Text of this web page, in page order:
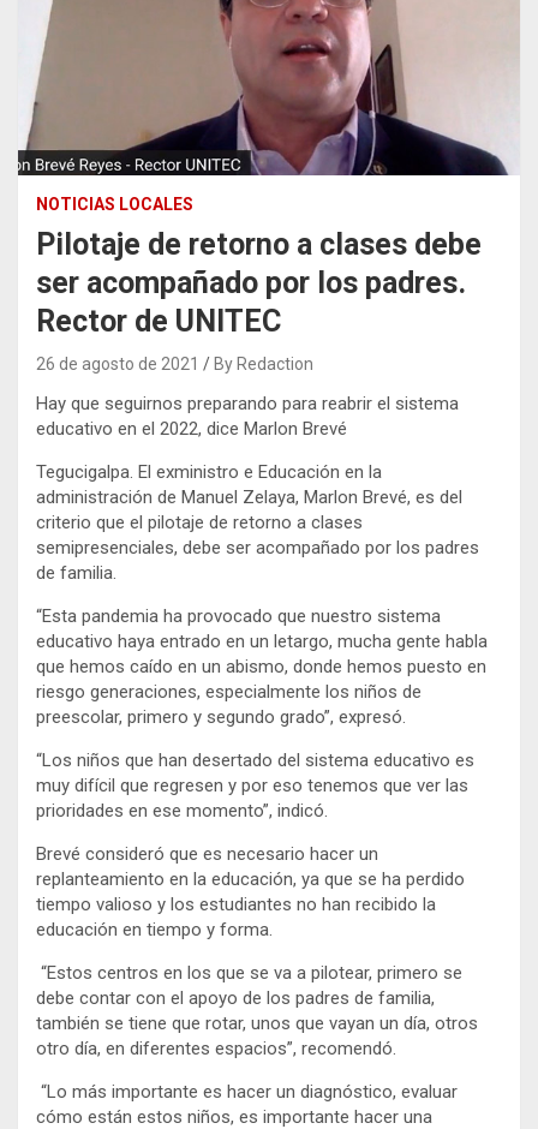
NOTICIAS LOCALES
Pilotaje de retorno a clases debe
ser acompañado por los padres.
Rector de UNITEC
26 de agosto de 2021 By Redaction
Hay que seguirnos preparando para reabrir el sistema
educativo en el 2022, dice Marlon Brevé
Tegucigalpa. El exministro e Educación en la
administración de Manuel Zelaya, Marlon Brevé, es del
criterio que el pilotaje de retorno a clases
semipresenciales, debe ser acompañado por los padres
de familia.
“Esta pandemia ha provocado que nuestro sistema
educativo haya entrado en un letargo, mucha gente habla
que hemos caído en un abismo, donde hemos puesto en
riesgo generaciones, especialmente los niños de
preescolar, primero y segundo grado”, expresó.
“Los niños que han desertado del sistema educativo es
muy difícil que regresen y por eso tenemos que ver las
prioridades en ese momento”, indicó.
Brevé consideró que es necesario hacer un
replanteamiento en la educación, ya que se ha perdido
tiempo valioso y los estudiantes no han recibido la
educación en tiempo y forma.
“Estos centros en los que se va a pilotear, primero se
debe contar con el apoyo de los padres de familia,
también se tiene que rotar, unos que vayan un día, otros
otro día, en diferentes espacios”, recomendó.
“Lo más importante es hacer un diagnóstico, evaluar
cómo están estos niños, es importante hacer una